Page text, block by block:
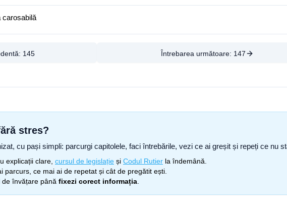
carosabilă
145 Întrebarea următoare: 147
stres?
cu pași simpli: parcurgi capitolele, faci întrebările, vezi ce ai greșit și repeți ce nu
explicații clare, cursul de legislație și Codul Rutier la îndemână.
parcurs, ce mai ai de repetat și cât de pregătit ești.
învățare până fixezi corect informația